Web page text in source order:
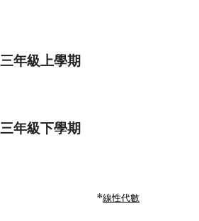
三年級上學期
三年級下學期
*線性代數